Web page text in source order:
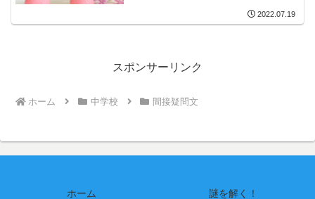
2022.07.19
スポンサーリンク
ホーム 中学校 間接疑問文
ホーム 謎を解く！